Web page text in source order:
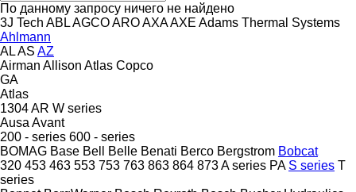
По данному запросу ничего не найдено
3J Tech ABLAGCOAROAXAAXE Adams Thermal Systems
Ahlmann
ALAS AZ
Airman Allison Atlas Copco
GA
Atlas
1304AR W series
Ausa Avant
200 - series 600 - series
BOMAG Base Bell Belle Benati Berco Bergstrom Bobcat
320 453 463 553 753 763 863 864 873A series PA S series T
series